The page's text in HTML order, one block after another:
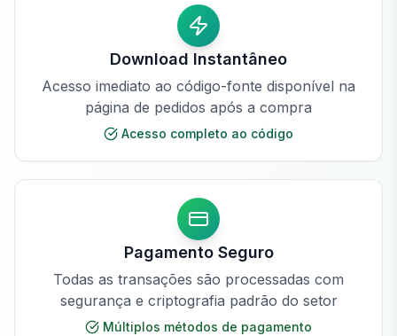
Download Instantâneo
Acesso imediato ao código-fonte disponível na
página de pedidos após a compra
Acesso completo ao código
Pagamento Seguro
Todas as transações são processadas com
segurança e criptografia padrão do setor
Múltiplos métodos de pagamento